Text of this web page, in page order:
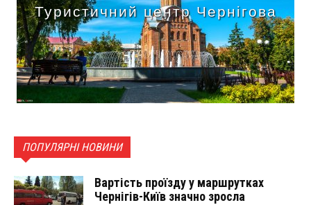
Туристичний центр Чернігова
ПОПУЛЯРНІ НОВИНИ
Вартість проїзду у маршрутках
Чернігів-Київ значно зросла